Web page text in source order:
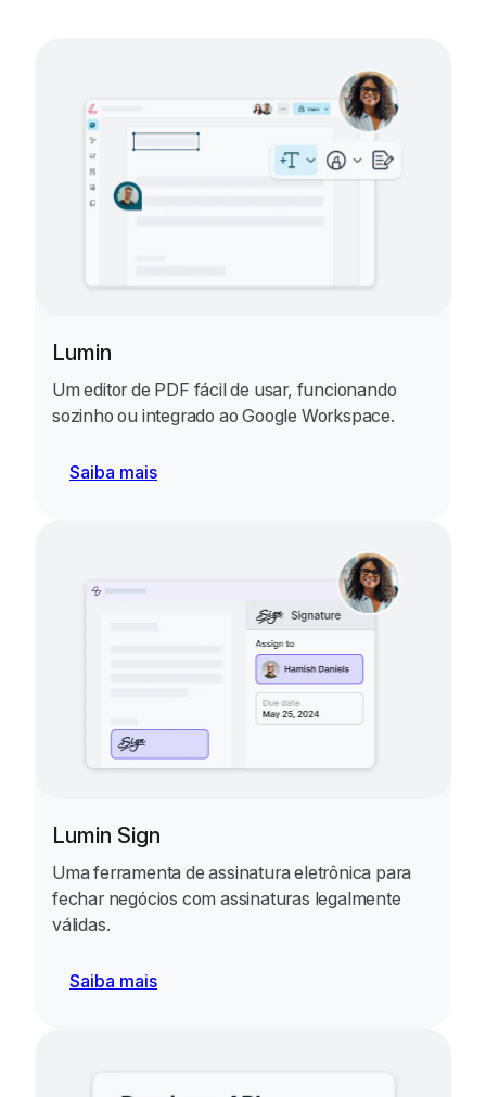
Lumin
Um editor de PDF fácil de usar, funcionando
sozinho ou integrado ao Google Workspace.
Saiba mais
Lumin Sign
Uma ferramenta de assinatura eletrônica para
fechar negócios com assinaturas legalmente
válidas.
Saiba mais